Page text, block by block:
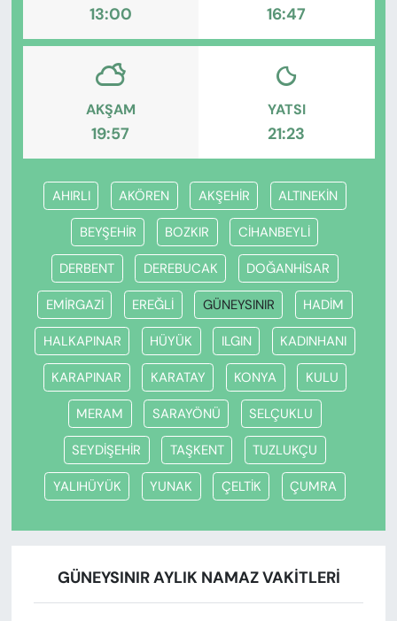
13:00 16:47
AKŞAM
19:57
YATSI
21:23
AHIRLI AKÖREN AKŞEHİR ALTINEKİN
BEYŞEHİR BOZKIR CİHANBEYLİ
DERBENT DEREBUCAK DOĞANHİSAR
EMİRGAZİ EREĞLİ GÜNEYSINIR HADİM
HALKAPINAR HÜYÜK ILGIN KADINHANI
KARAPINAR KARATAY KONYA KULU
MERAM SARAYÖNÜ SELÇUKLU
SEYDİŞEHİR TAŞKENT TUZLUKÇU
YALIHÜYÜK YUNAK ÇELTİK ÇUMRA
GÜNEYSINIR AYLIK NAMAZ VAKITLERI
YAZAR KÖŞESİ
SİYASET
VAN VE DİYARBAKIR HABERLERİ